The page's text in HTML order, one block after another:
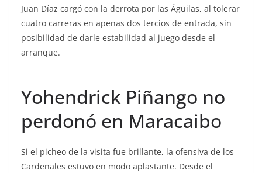
Juan Díaz cargó con la derrota por las Águilas, al tolerar
cuatro carreras en apenas dos tercios de entrada, sin
posibilidad de darle estabilidad al juego desde el
arranque.
Yohendrick Piñango no
perdonó en Maracaibo
Si el picheo de la visita fue brillante, la ofensiva de los
Cardenales estuvo en modo aplastante. Desde el